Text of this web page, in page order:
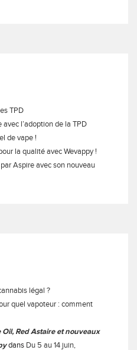
TPD
avec l’adoption de la TPD
de vape !
la qualité avec Wevappy !
Aspire avec son nouveau
légal ?
quel vapoteur : comment
Red Astaire et nouveaux
dans Du 5 au 14 juin,